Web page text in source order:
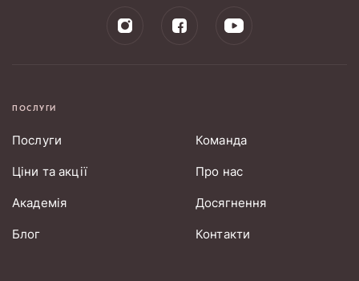
ПОСЛУГИ
Послуги
Ціни та акції
Академія
Блог
Команда
Про нас
Досягнення
Контакти